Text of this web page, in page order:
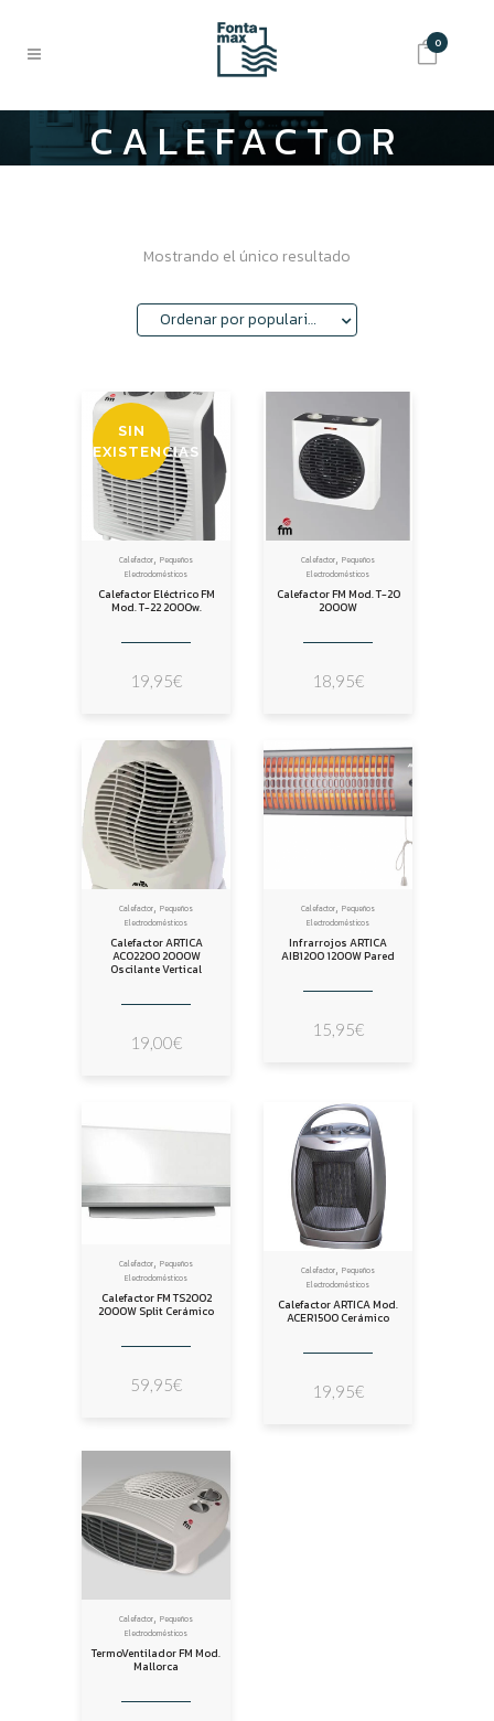
0
CALEFACTOR
Mostrando el único resultado
Ordenar por popularidad
SIN
EXISTENCIAS
Calefactor, Pequeños
Electrodomésticos
Calefactor Eléctrico FM
Mod. T-22 2000w.
19,95€
Calefactor, Pequeños
Electrodomésticos
Calefactor FM Mod. T-20
2000W
18,95€
Calefactor, Pequeños
Electrodomésticos
Calefactor ARTICA
ACO2200 2000W
Oscilante Vertical
19,00€
Calefactor, Pequeños
Electrodomésticos
Infrarrojos ARTICA
AIB1200 1200W Pared
15,95€
Calefactor, Pequeños
Electrodomésticos
Calefactor FM TS2002
2000W Split Cerámico
59,95€
Calefactor, Pequeños
Electrodomésticos
Calefactor ARTICA Mod.
ACER1500 Cerámico
19,95€
Calefactor, Pequeños
Electrodomésticos
TermoVentilador FM Mod.
Mallorca